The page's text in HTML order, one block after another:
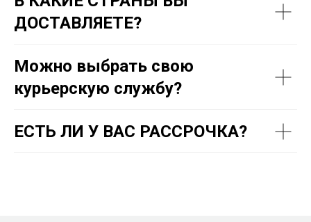
ДОСТАВЛЯЕТЕ?
Можно выбрать свою
курьерскую службу?
ЕСТЬ ЛИ У ВАС РАССРОЧКА?